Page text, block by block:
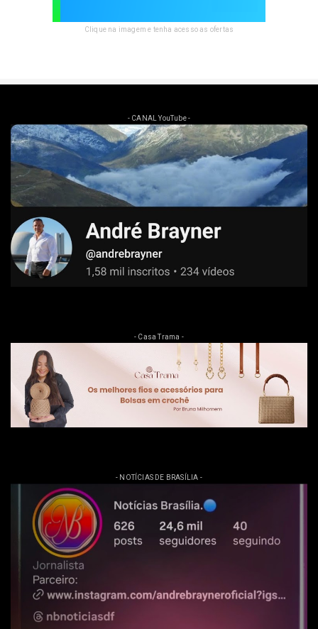
Clique na imagem e tenha acesso as ofertas
- CANAL YouTube -
- Casa Trama -
- NOTÍCIAS DE BRASÍLIA -